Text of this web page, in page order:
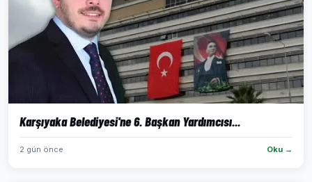
Karşıyaka Belediyesi'ne 6. Başkan Yardımcısı...
2 gün önce Oku →